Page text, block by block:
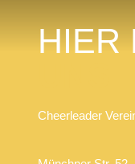
HIER
Cheerleader